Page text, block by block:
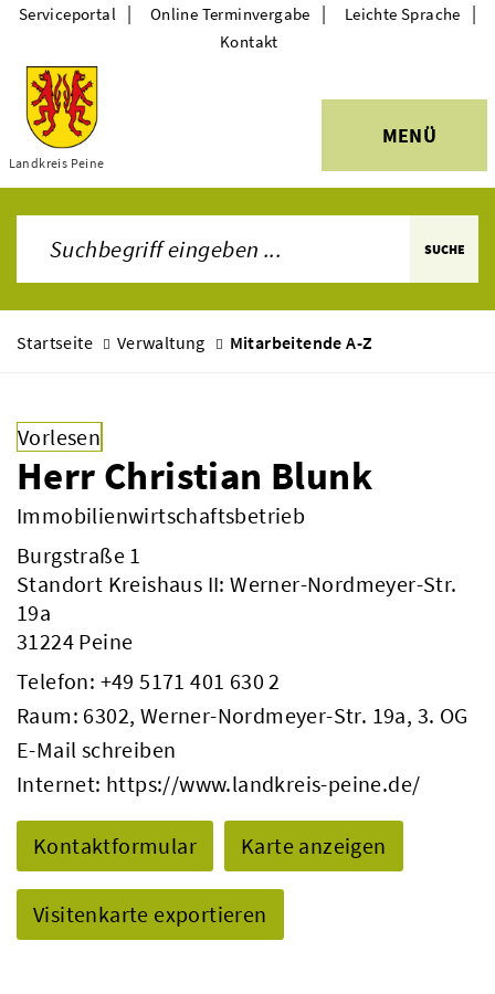
Themen
Landkreis Peine
MENÜ
Serviceportal | Online Terminvergabe | Leichte Sprache |
Kontakt
SUCHE
Startseite Verwaltung Mitarbeitende A-Z
Vorlesen
Herr Christian Blunk
Immobilienwirtschaftsbetrieb
Burgstraße 1
Standort Kreishaus II: Werner-Nordmeyer-Str.
19a
31224 Peine
Telefon: +49 5171 401 630 2
Raum: 6302, Werner-Nordmeyer-Str. 19a, 3. OG
E-Mail schreiben
Internet: https://www.landkreis-peine.de/
Kontaktformular Karte anzeigen
Visitenkarte exportieren